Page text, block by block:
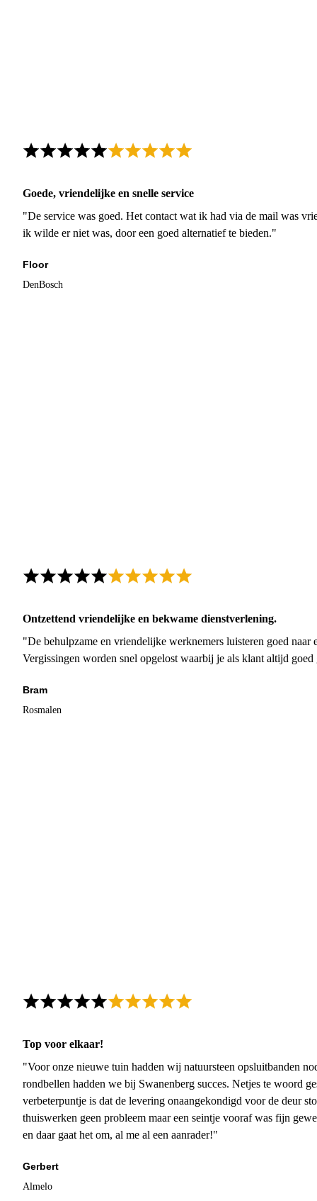
Goede, vriendelijke en snelle service
"De service was goed. Het contact wat ik had via de mail was
ik wilde er niet was, door een goed alternatief te bieden."
Floor
DenBosch
Ontzettend vriendelijke en bekwame dienstverlening.
"De behulpzame en vriendelijke werknemers luisteren goed naar
Vergissingen worden snel opgelost waarbij je als klant altijd
Bram
Rosmalen
Top voor elkaar!
"Voor onze nieuwe tuin hadden wij natuursteen opsluitbanden
rondbellen hadden we bij Swanenberg succes. Netjes te woord
verbeterpuntje is dat de levering onaangekondigd voor de deur
thuiswerken geen probleem maar een seintje vooraf was fijn
en daar gaat het om, al me al een aanrader!"
Gerbert
Almelo